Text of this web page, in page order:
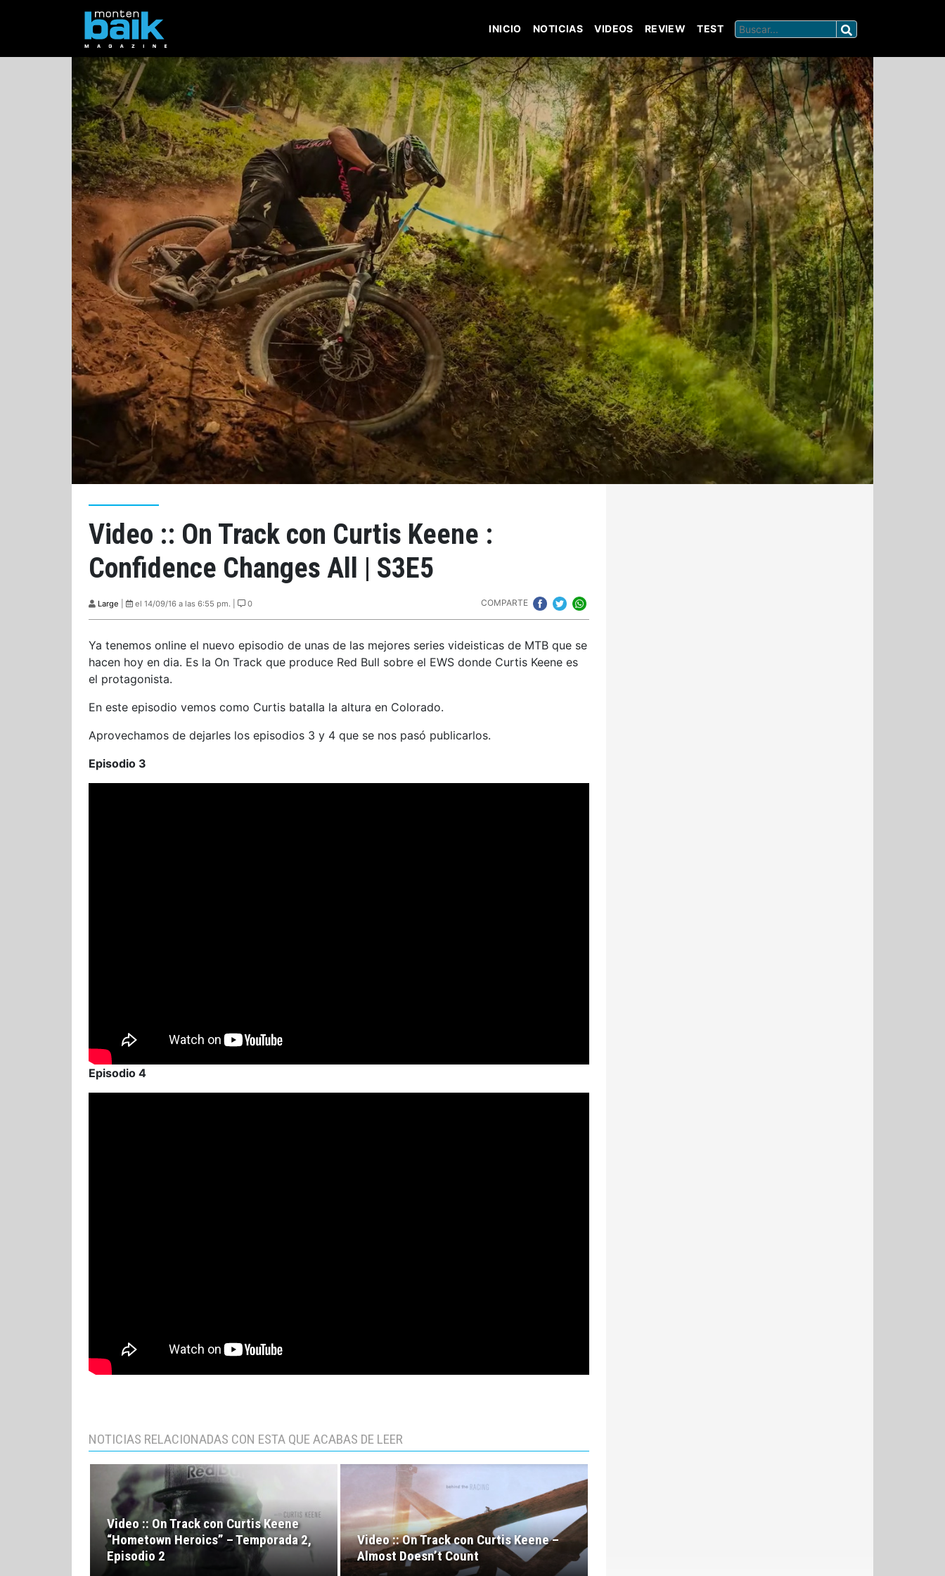
INICIO NOTICIAS VIDEOS REVIEW TEST
Video :: On Track con Curtis Keene :
Confidence Changes All | S3E5
Large el 14/09/16 a las 6:55 pm. | 0 COMPARTE
Ya tenemos online el nuevo episodio de unas de las mejores series videisticas de MTB que se
hacen hoy en dia. Es la On Track que produce Red Bull sobre el EWS donde Curtis Keene es
el protagonista.
En este episodio vemos como Curtis batalla la altura en Colorado.
Aprovechamos de dejarles los episodios 3 y 4 que se nos pasó publicarlos.
Episodio 3
Episodio 4
NOTICIAS RELACIONADAS CON ESTA QUE ACABAS DE LEER
Video :: On Track con Curtis Keene
“Hometown Heroics” – Temporada 2,
Episodio 2
Video :: On Track con Curtis Keene –
Almost Doesn’t Count